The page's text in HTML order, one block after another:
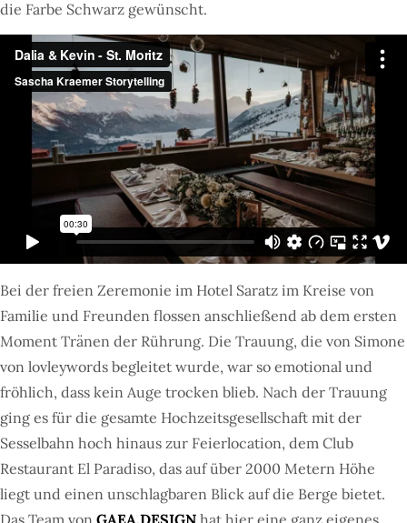
die Farbe Schwarz gewünscht.
Bei der freien Zeremonie im Hotel Saratz im Kreise von
Familie und Freunden flossen anschließend ab dem ersten
Moment Tränen der Rührung. Die Trauung, die von Simone
von lovleywords begleitet wurde, war so emotional und
fröhlich, dass kein Auge trocken blieb. Nach der Trauung
ging es für die gesamte Hochzeitsgesellschaft mit der
Sesselbahn hoch hinaus zur Feierlocation, dem Club
Restaurant El Paradiso, das auf über 2000 Metern Höhe
liegt und einen unschlagbaren Blick auf die Berge bietet.
Das Team von GAEA.DESIGN hat hier eine ganz eigenes